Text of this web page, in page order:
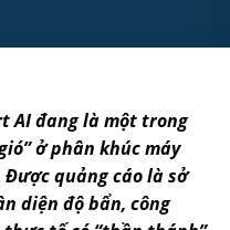
AI đang là một trong
ở phân khúc máy
quảng cáo là sở
diện độ bẩn, công